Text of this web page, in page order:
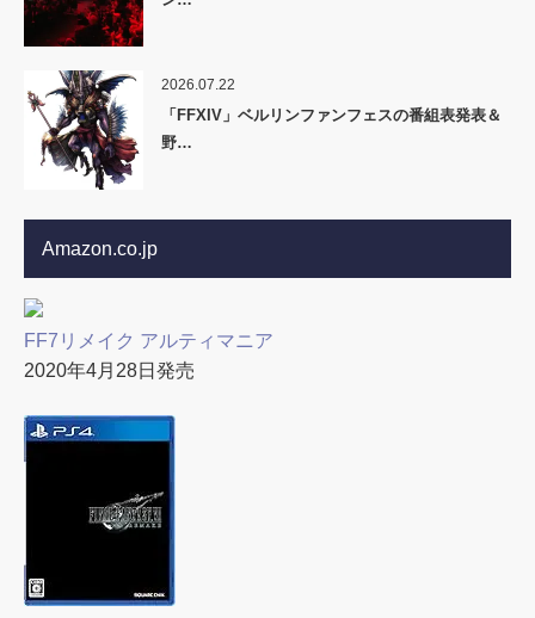
2026.07.22
「FFXIV」ベルリンファンフェスの番組表発表＆
野…
Amazon.co.jp
FF7リメイク アルティマニア
2020年4月28日発売